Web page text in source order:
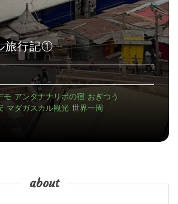
旅行記①
モ アンタナナリボの宿 おぎつう
マダガスカル観光 世界一周
about